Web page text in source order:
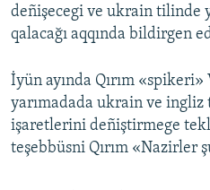
deñişecegi ve ukrain tilinde
qalacağı aqqında bildirgen
İyün ayında Qırım
yarımadada ukrain ve ingliz
işaretlerini deñiştirmege
teşebbüsni Qırım «Nazirler